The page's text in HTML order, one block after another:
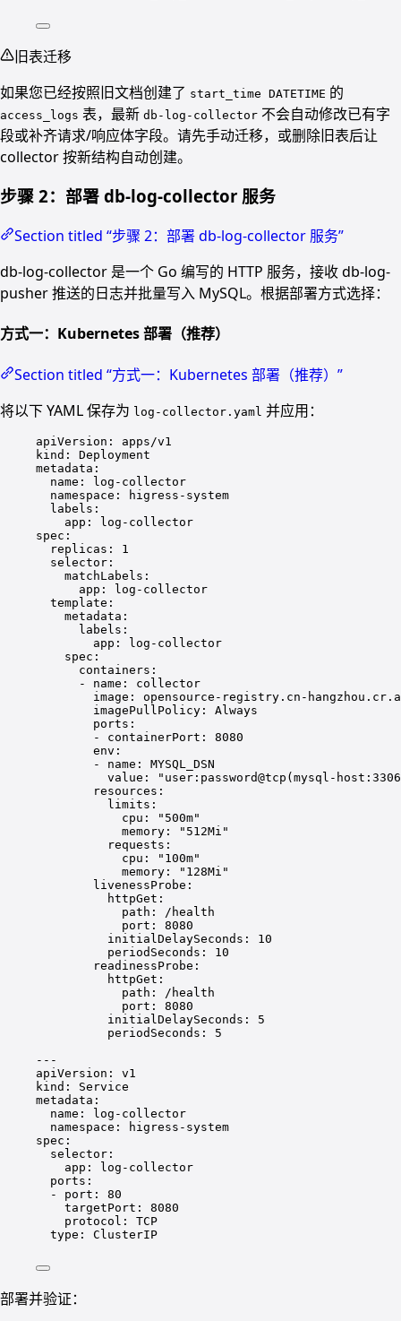
旧表迁移
如果您已经按照旧文档创建了 start_time DATETIME 的
access_logs 表，最新 db-log-collector 不会自动修改已有字
段或补齐请求/响应体字段。请先手动迁移，或删除旧表后让
collector 按新结构自动创建。
步骤 2：部署 db-log-collector 服务
Section titled “步骤 2：部署 db-log-collector 服务”
db-log-collector 是一个 Go 编写的 HTTP 服务，接收 db-log-
pusher 推送的日志并批量写入 MySQL。根据部署方式选择：
方式一：Kubernetes 部署（推荐）
Section titled “方式一：Kubernetes 部署（推荐）”
将以下 YAML 保存为 log-collector.yaml 并应用：
apiVersion : apps/v1
kind : Deployment
metadata :
name : log-collector
namespace :
higress-system
labels :
app : log-collector
spec :
replicas : 1
selector :
matchLabels :
app : log-collector
template :
metadata :
labels :
app : log-collector
spec :
containers :
- name : collector
image : opensource-registry.cn-
imagePullPolicy : Always
ports :
- containerPort : 8080
env :
- name : MYSQL_DSN
value :
"user:password@tcp(mysql-
resources :
limits :
cpu :
"500m"
memory :
"512Mi"
requests :
cpu :
"100m"
memory :
"128Mi"
livenessProbe :
httpGet :
path :
/health
port : 8080
initialDelaySeconds : 10
periodSeconds : 10
readinessProbe :
httpGet :
path :
/health
port : 8080
initialDelaySeconds : 5
periodSeconds : 5
---
apiVersion : v1
kind : Service
metadata :
name : log-collector
namespace :
higress-system
spec :
selector :
app : log-collector
ports :
- port : 80
targetPort : 8080
protocol : TCP
type : ClusterIP
部署并验证：